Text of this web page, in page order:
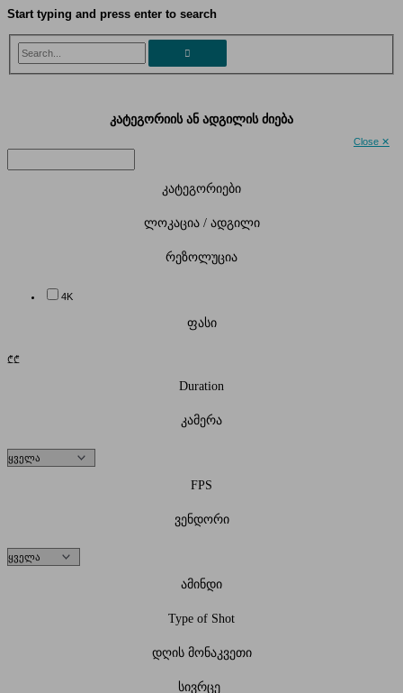
Start typing and press enter to search
Search...
Close ✕
კატეგორიის ან ადგილის ძიება
კატეგორიები
ლოკაცია / ადგილი
რეზოლუცია
4K
ფასი
₾₾
Duration
კამერა
FPS
ვენდორი
ამინდი
Type of Shot
დღის მონაკვეთი
სივრცე